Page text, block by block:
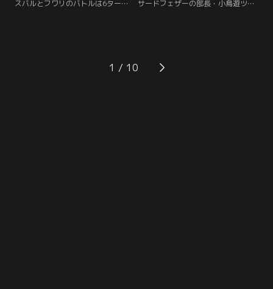
スバルとフワリのバトルは6ターン
二人の言葉、そこに真っ直ぐに切り
込んでいくのはライトだった。ライ
サードフェザーの部長・小鳥遊ツバ
サだが、逆に挑発的な言葉を向けら
れ、言葉を詰まらせてしまう。ツバ
1